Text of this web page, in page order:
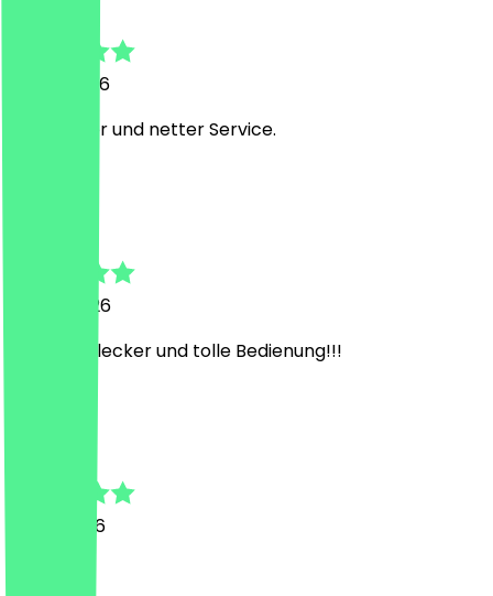
29. Juli 2026
Sehr lecker und netter Service.
26. Juli 2026
Alles sehr lecker und tolle Bedienung!!!
19. Juli 2026